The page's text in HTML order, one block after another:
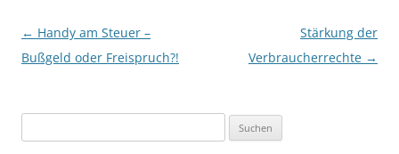
Beitragsnavigation
← Handy am Steuer –
Bußgeld oder Freispruch?!
Stärkung der
Verbraucherrechte →
nach: